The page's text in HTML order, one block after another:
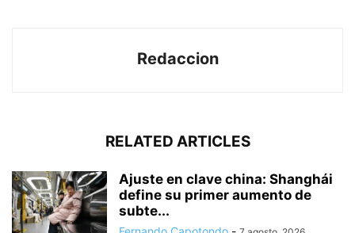
Redaccion
RELATED ARTICLES
Ajuste en clave china: Shanghái
define su primer aumento de
subte...